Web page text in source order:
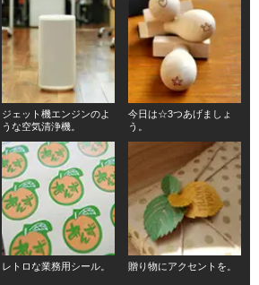
ジェット機エンジンのよ
うな空気清浄機。
今日は☆3つあげましょ
う。
レトロな業務用シール。 贈り物にアクセントを。